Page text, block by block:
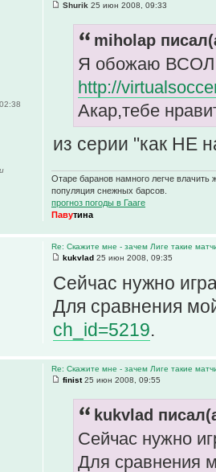
Shurik 25 июн 2008, 09:33
miholap
Я обожаю ВСОЛ
http://
Акар,тебе
из серии "как НЕ
Отаре баранов намного легче влачить
популяция снежных барсов.
прогноз погоды в Гааге
Павутина
Re: Скажите мне - зачем Лиге такие
kukvlad 25 июн 2008, 09:35
Сейчас нужно
Для сравнения
ch_id=5219.
Re: Скажите мне - зачем Лиге такие
finist25 июн 2008, 09:55
kukvlad
Сейчас нужно
Для сравнения